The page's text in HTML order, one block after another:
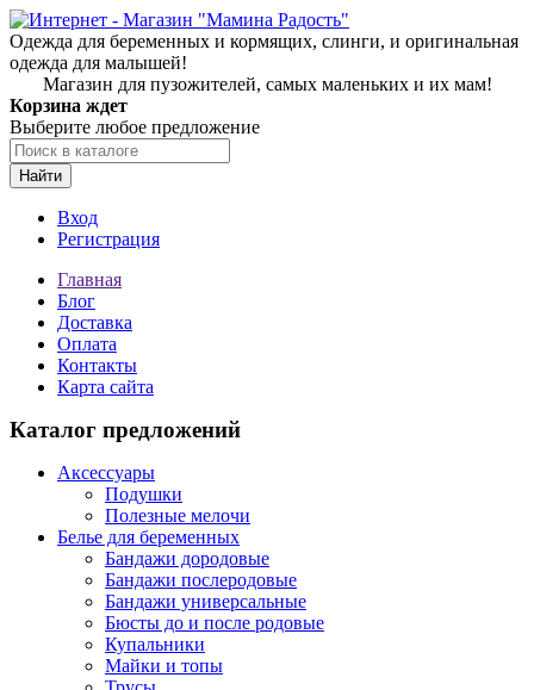
Одежда для беременных и кормящих, слинги, и оригинальная
одежда для малышей!
Магазин для пузожителей, самых маленьких и их мам!
Корзина ждет
Выберите любое предложение
Найти
Вход
Регистрация
Главная
Блог
Доставка
Оплата
Контакты
Карта сайта
Каталог предложений
Аксессуары
Подушки
Полезные мелочи
Белье для беременных
Бандажи дородовые
Бандажи послеродовые
Бандажи универсальные
Бюсты до и после родовые
Купальники
Майки и топы